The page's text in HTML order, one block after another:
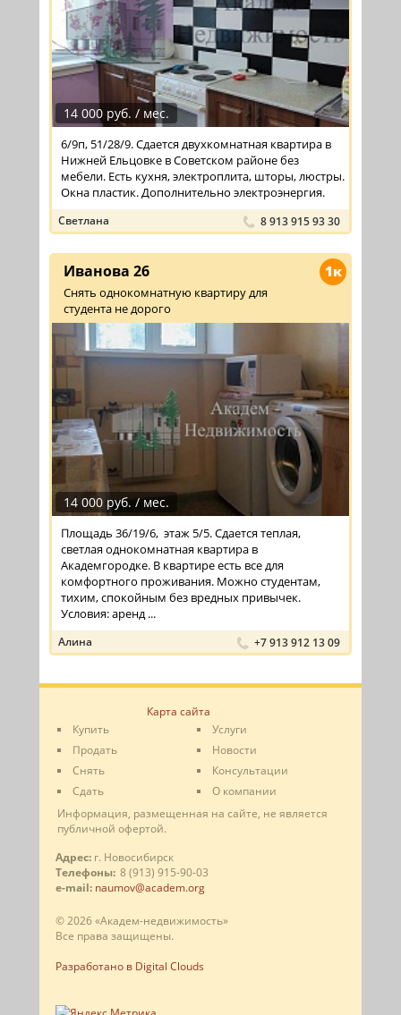
14 000 руб. / мес.
6/9п, 51/28/9. Сдается двухкомнатная квартира в
Нижней Ельцовке в Советском районе без
мебели. Есть кухня, электроплита, шторы, люстры.
Окна пластик. Дополнительно электроэнергия.
Светлана 8 913 915 93 30
1к
Иванова 26
Снять однокомнатную квартиру для
студента не дорого
14 000 руб. / мес.
Площадь 36/19/6, этаж 5/5. Сдается теплая,
светлая однокомнатная квартира в
Академгородке. В квартире есть все для
комфортного проживания. Можно студентам,
тихим, спокойным без вредных привычек.
Условия: аренд ...
Алина +7 913 912 13 09
Карта сайта
Купить
Продать
Снять
Сдать
Услуги
Новости
Консультации
О компании
Информация, размещенная на сайте, не является
публичной офертой.
Адрес: г. Новосибирск
Телефоны: 8 (913) 915-90-03
e-mail: naumov@academ.org
© 2026 «Академ-недвижимость»
Все права защищены.
Разработано в Digital Clouds